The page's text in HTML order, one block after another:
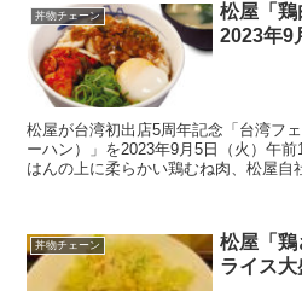
丼物チェーン
松屋「鶏
2023年9
松屋が台湾初出店5周年記念「台湾フ
ーハン）」を2023年9月5日（火）午
はんの上に柔らかい鶏むね肉、松屋自
ネギ、とろ～り半熟玉子、などが載っ
丼物チェーン
松屋「鶏
ライス大